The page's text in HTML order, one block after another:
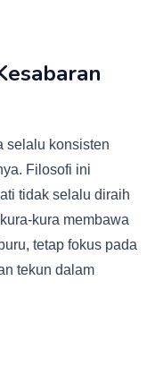
selalu konsisten
Filosofi ini
tidak selalu diraih
kura membawa
tetap fokus pada
tekun dalam